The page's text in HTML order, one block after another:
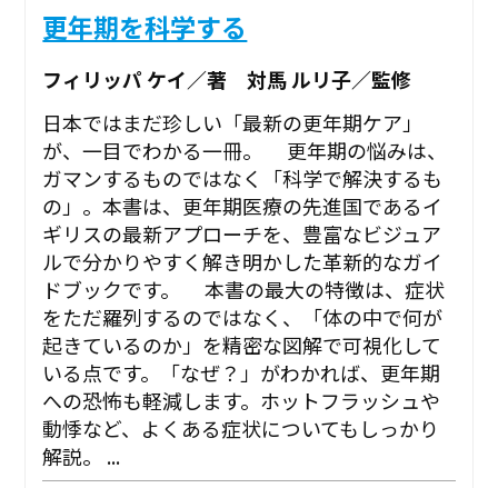
更年期を科学する
フィリッパ ケイ／著 対馬 ルリ子／監修
日本ではまだ珍しい「最新の更年期ケア」
が、一目でわかる一冊。 更年期の悩みは、
ガマンするものではなく「科学で解決するも
の」。本書は、更年期医療の先進国であるイ
ギリスの最新アプローチを、豊富なビジュア
ルで分かりやすく解き明かした革新的なガイ
ドブックです。 本書の最大の特徴は、症状
をただ羅列するのではなく、「体の中で何が
起きているのか」を精密な図解で可視化して
いる点です。「なぜ？」がわかれば、更年期
への恐怖も軽減します。ホットフラッシュや
動悸など、よくある症状についてもしっかり
解説。 ...